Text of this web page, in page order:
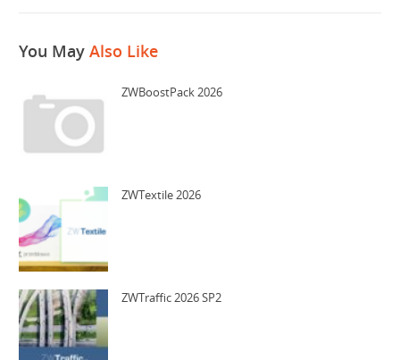
You May Also Like
ZWBoostPack 2026
ZWTextile 2026
ZWTraffic 2026 SP2